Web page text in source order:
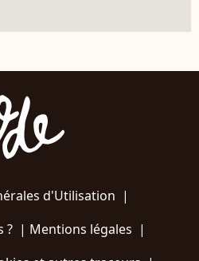
d'Utilisation |
?| Mentions légales |